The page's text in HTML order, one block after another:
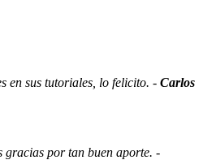
en sus tutoriales, lo felicito. - Carlos
gracias por tan buen aporte. -